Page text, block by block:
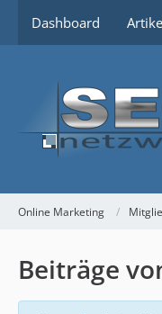
Dashboard
Online Marketing
Beiträge